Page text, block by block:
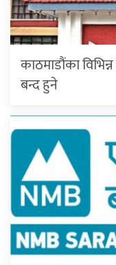
काठमाडौंका
बन्द हुने